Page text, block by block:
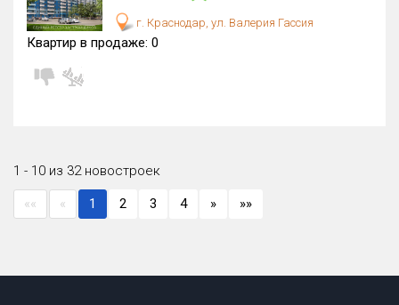
г. Краснодар, ул. Валерия Гассия
Квартир в продаже: 0
1 - 10 из 32 новостроек
«« « 1 2 3 4 » »»